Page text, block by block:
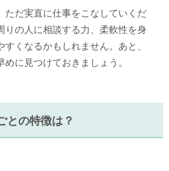
ただ実直に仕事をこなしていくだ
りの人に相談する力、柔軟性を身
くなるかもしれません。あと、
に見つけておきましょう。
との特徴は？